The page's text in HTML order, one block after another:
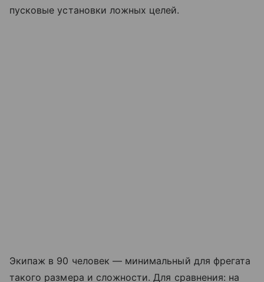
пусковые установки ложных целей.
Экипаж в 90 человек — минимальный для фрегата
такого размера и сложности. Для сравнения: на